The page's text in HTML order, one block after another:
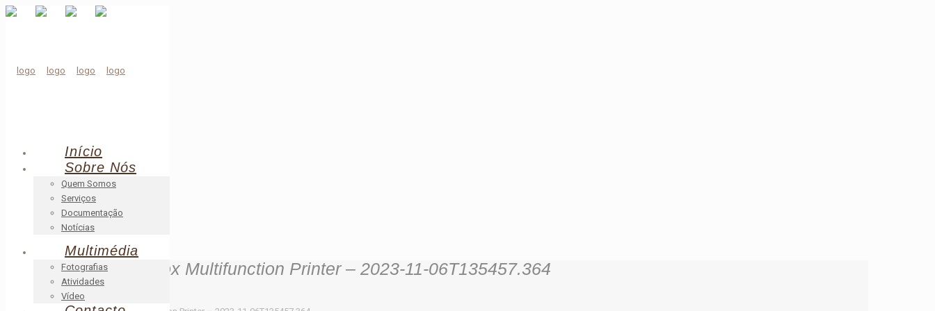
Início
Sobre Nós
Quem Somos
Serviços
Documentação
Notícias
Multimédia
Fotografias
Atividades
Vídeo
Scanned from a Xerox Multifunction Printer – 2023-11-06T135457.364
Início